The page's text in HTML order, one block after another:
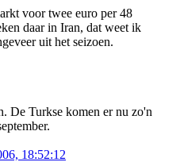
voor twee euro per 48
daar in Iran, dat weet ik
uit het seizoen.
De Turkse komen er nu zo'n
18:52:12